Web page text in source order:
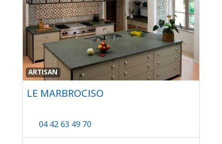
ARTISAN
LE MARBROCISO
04 42 63 49 70